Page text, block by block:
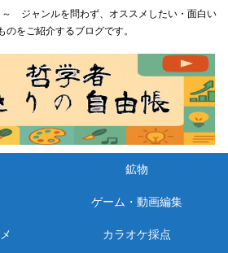
～ ジャンルを問わず、オススメしたい・面白い
のをご紹介するブログです。
鉱物
ゲーム・動画編集
カラオケ採点